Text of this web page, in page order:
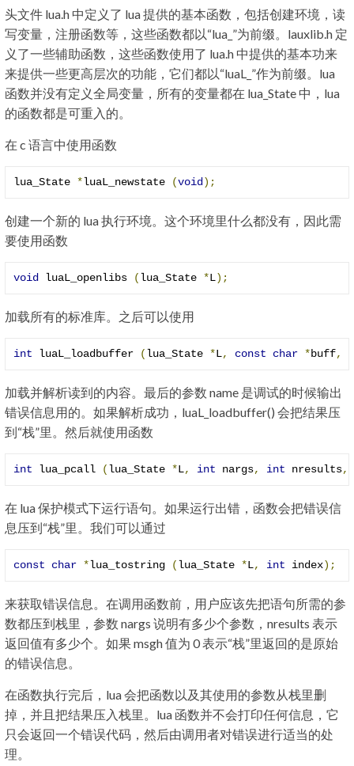
头文件 lua.h 中定义了 lua 提供的基本函数，包括创建环境，读
写变量，注册函数等，这些函数都以“lua_”为前缀。lauxlib.h 定
义了一些辅助函数，这些函数使用了 lua.h 中提供的基本功来
来提供一些更高层次的功能，它们都以“luaL_”作为前缀。lua
函数并没有定义全局变量，所有的变量都在 lua_State 中，lua
的函数都是可重入的。
在 c 语言中使用函数
lua_State *luaL_newstate (void );
创建一个新的 lua 执行环境。这个环境里什么都没有，因此需
要使用函数
void luaL_openlibs (lua_State *L);
加载所有的标准库。之后可以使用
int luaL_loadbuffer (lua_State *L, const char *buff,
加载并解析读到的内容。最后的参数 name 是调试的时候输出
错误信息用的。如果解析成功，luaL_loadbuffer() 会把结果压
到“栈”里。然后就使用函数
int lua_pcall (lua_State *L, int nargs, int nresults,
在 lua 保护模式下运行语句。如果运行出错，函数会把错误信
息压到“栈”里。我们可以通过
const char *lua_tostring (lua_State *L, int index);
来获取错误信息。在调用函数前，用户应该先把语句所需的参
数都压到栈里，参数 nargs 说明有多少个参数，nresults 表示
返回值有多少个。如果 msgh 值为 0 表示“栈”里返回的是原始
的错误信息。
在函数执行完后，lua 会把函数以及其使用的参数从栈里删
掉，并且把结果压入栈里。lua 函数并不会打印任何信息，它
只会返回一个错误代码，然后由调用者对错误进行适当的处
理。